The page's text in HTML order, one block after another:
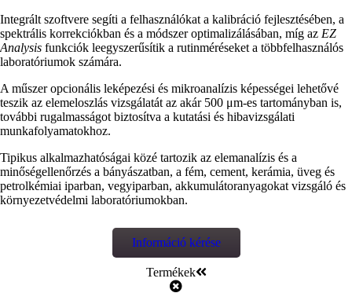
Integrált szoftvere segíti a felhasználókat a kalibráció fejlesztésében, a
spektrális korrekciókban és a módszer optimalizálásában, míg az EZ
Analysis funkciók leegyszerűsítik a rutinméréseket a többfelhasználós
laboratóriumok számára.
A műszer opcionális leképezési és mikroanalízis képességei lehetővé
teszik az elemeloszlás vizsgálatát az akár 500 μm-es tartományban is,
további rugalmasságot biztosítva a kutatási és hibavizsgálati
munkafolyamatokhoz.
Tipikus alkalmazhatóságai közé tartozik az elemanalízis és a
minőségellenőrzés a bányászatban, a fém, cement, kerámia, üveg és
petrolkémiai iparban, vegyiparban, akkumulátoranyagokat vizsgáló és
környezetvédelmi laboratóriumokban.
Információ kérése
Termékek